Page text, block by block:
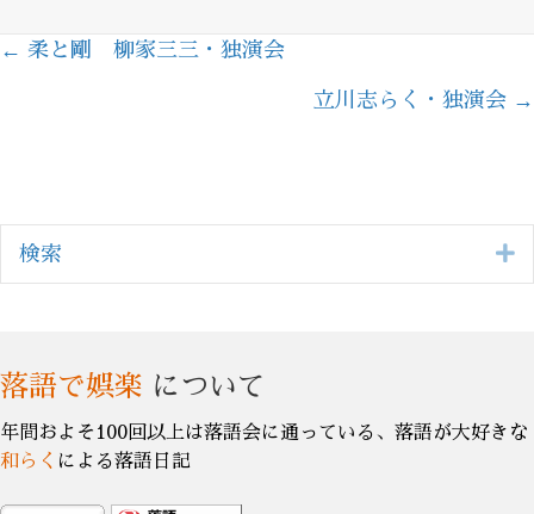
Posts
← 柔と剛 柳家三三・独演会
立川志らく・独演会 →
検索
落語で娯楽 について
年間およそ100回以上は落語会に通っている、落語が大好きな
和らく による落語日記